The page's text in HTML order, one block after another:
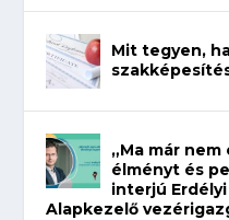
Mit tegyen,
„Ma már
élményt és
interjú
Alapkezelő